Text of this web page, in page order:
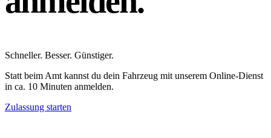
Schneller. Besser. Günstiger.
Statt beim Amt kannst du dein Fahrzeug mit unserem Online-Dienst
in ca. 10 Minuten anmelden.
Zulassung starten